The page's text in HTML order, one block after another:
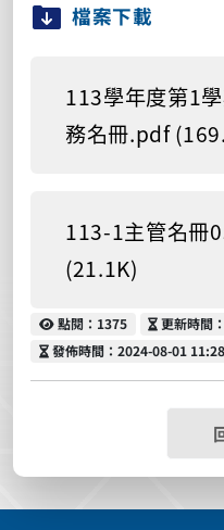
檔案下載
113學年度第1
務名冊.pdf
113-1主管名冊
(21.1K)
點閱
點閱：1375 更新時間
更新時間
發佈時間
發佈時間：2024-08-01 11:28